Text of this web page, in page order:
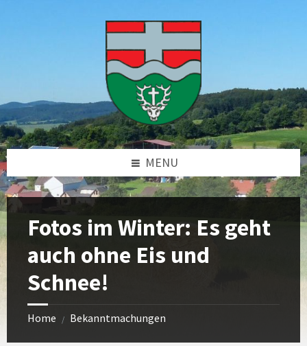
MENU
Fotos im Winter: Es geht
auch ohne Eis und
Schnee!
Home / Bekanntmachungen